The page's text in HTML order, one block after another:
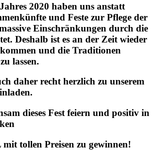
2020 haben uns anstatt
und Feste zur Pflege der
Einschränkungen durch die
Deshalb ist es an der Zeit wieder
und die Traditionen
lassen.
daher recht herzlich zu unserem
dieses Fest feiern und positiv in
tollen Preisen zu gewinnen!